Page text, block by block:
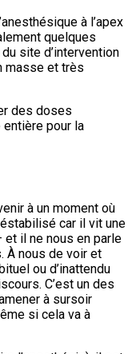
à l’apex
quelques
site d’intervention
masse et très
des doses
entière pour la
à un moment où
car il vit une
il ne nous en parle
À nous de voir et
ou d’inattendu
C’est un des
à sursoir
si cela va à